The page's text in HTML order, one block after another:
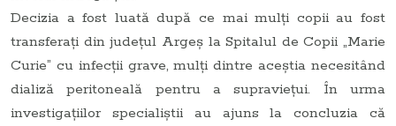
Decizia a fost luată după ce mai mulţi copii au fost
transferaţi din judeţul Argeş la Spitalul de Copii „Marie
Curie” cu infecţii grave, mulţi dintre aceştia necesitând
dializă peritoneală pentru a supravieţui. În urma
investigaţiilor specialiştii au ajuns la concluzia că